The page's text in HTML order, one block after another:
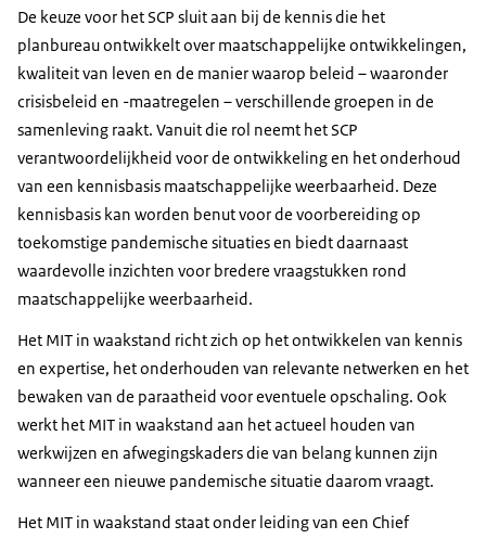
De keuze voor het SCP sluit aan bij de kennis die het
planbureau ontwikkelt over maatschappelijke ontwikkelingen,
kwaliteit van leven en de manier waarop beleid – waaronder
crisisbeleid en -maatregelen – verschillende groepen in de
samenleving raakt. Vanuit die rol neemt het SCP
verantwoordelijkheid voor de ontwikkeling en het onderhoud
van een kennisbasis maatschappelijke weerbaarheid. Deze
kennisbasis kan worden benut voor de voorbereiding op
toekomstige pandemische situaties en biedt daarnaast
waardevolle inzichten voor bredere vraagstukken rond
maatschappelijke weerbaarheid.
Het MIT in waakstand richt zich op het ontwikkelen van kennis
en expertise, het onderhouden van relevante netwerken en het
bewaken van de paraatheid voor eventuele opschaling. Ook
werkt het MIT in waakstand aan het actueel houden van
werkwijzen en afwegingskaders die van belang kunnen zijn
wanneer een nieuwe pandemische situatie daarom vraagt.
Het MIT in waakstand staat onder leiding van een Chief